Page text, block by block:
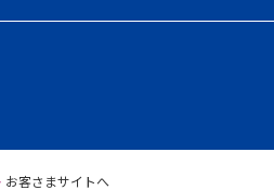
お客さまサイトへ